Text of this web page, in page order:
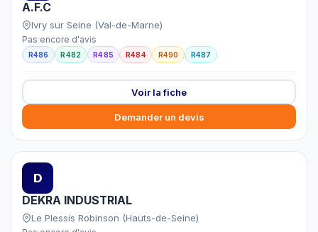
A.F.C
Ivry sur Seine (Val-de-Marne)
Pas encore d'avis
R486 R482 R485 R484 R490 R487
Voir la fiche
Demander un devis
D
DEKRA INDUSTRIAL
Le Plessis Robinson (Hauts-de-Seine)